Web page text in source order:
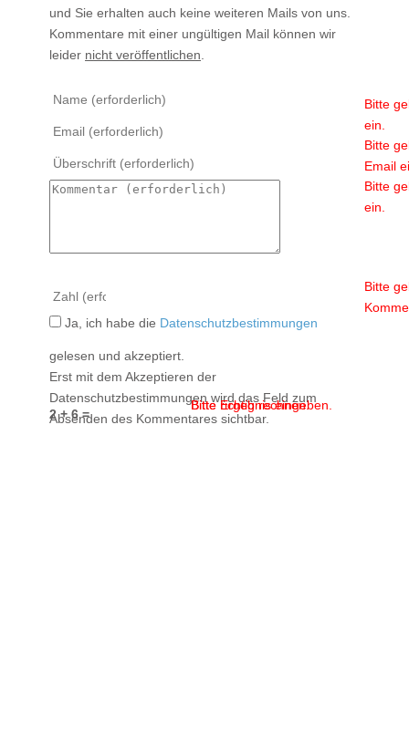
und Sie erhalten auch keine weiteren Mails von uns.
Kommentare mit einer ungültigen Mail können wir
leider nicht veröffentlichen
Bitte
ein.
Bitte
Email
Bitte
ein.
Bitte
2 + 6 =
Bitte Ergebnis eingeben.
Bitte richtig rechnen.
Ja, ich habe die Datenschutzbestimmungen
gelesen und akzeptiert.
Erst mit dem Akzeptieren der
Datenschutzbestimmungen wird das Feld zum
Absenden des Kommentares sichtbar.